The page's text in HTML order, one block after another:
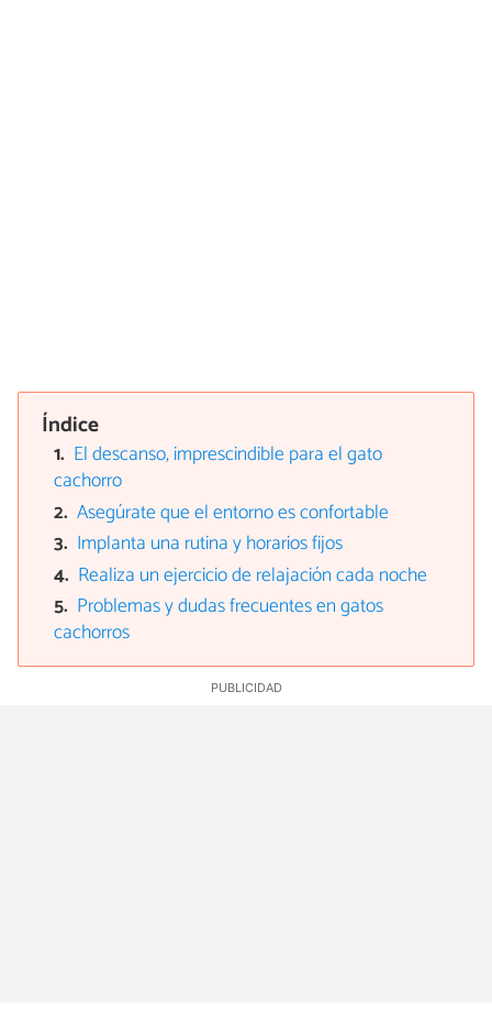
Índice
El descanso, imprescindible para el gato
cachorro
Asegúrate que el entorno es confortable
Implanta una rutina y horarios fijos
Realiza un ejercicio de relajación cada noche
Problemas y dudas frecuentes en gatos
cachorros